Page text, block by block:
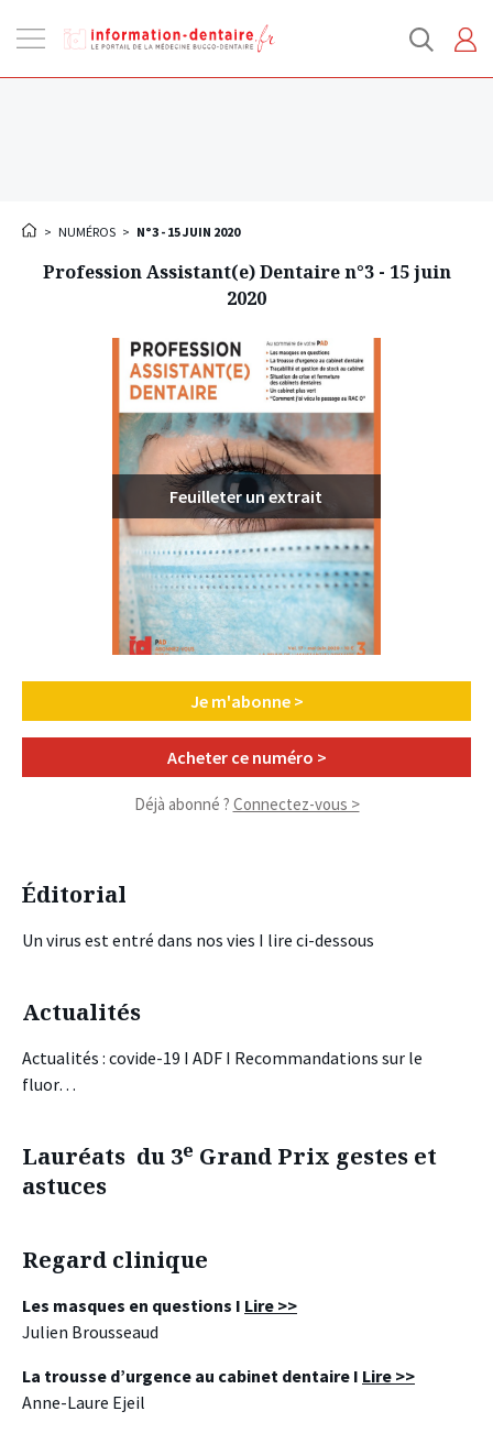
la
> NUMÉROS > N°3 - 15 JUIN 2020
Feuilleter un extrait
Profession Assistant(e) Dentaire n°3 - 15 juin
2020
Je m'abonne >
Acheter ce numéro >
Déjà abonné ? Connectez-vous >
Éditorial
Un virus est entré dans nos vies I lire ci-dessous
Actualités
Actualités : covide-19 I ADF I Recommandations sur le
fluor…
Lauréats du 3e Grand Prix gestes et
astuces
Regard clinique
Les masques en questions I Lire >>
Julien Brousseaud
La trousse d’urgence au cabinet dentaire I Lire >>
Anne-Laure Ejeil